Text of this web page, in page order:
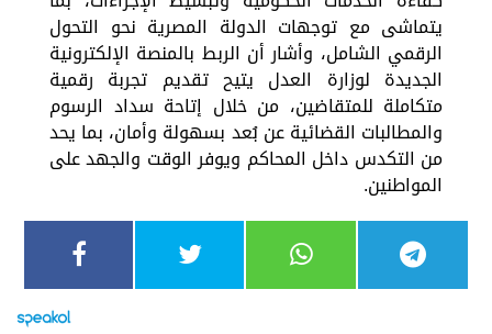
يتماشى مع توجهات الدولة المصرية نحو التحول
الرقمي الشامل، وأشار أن الربط بالمنصة الإلكترونية
الجديدة لوزارة العدل يتيح تقديم تجربة رقمية
متكاملة للمتقاضين، من خلال إتاحة سداد الرسوم
والمطالبات القضائية عن بُعد بسهولة وأمان، بما يحد
من التكدس داخل المحاكم ويوفر الوقت والجهد على
المواطنين.